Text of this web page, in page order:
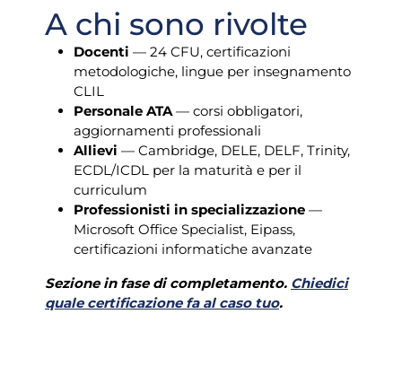
A chi sono rivolte
Docenti — 24 CFU, certificazioni
metodologiche, lingue per insegnamento
CLIL
Personale ATA— corsi obbligatori,
aggiornamenti professionali
Allievi — Cambridge, DELE, DELF, Trinity,
ECDL/ICDL per la maturità e per il
curriculum
Professionisti in specializzazione —
Microsoft Office Specialist, Eipass,
certificazioni informatiche avanzate
Sezione in fase di completamento. Chiedici
quale certificazione fa al caso tuo.